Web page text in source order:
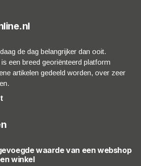
de dag belangrijker dan ooit.
een breed georiënteerd platform
artikelen gedeeld worden, over zeer
waarde van een webshop
winkel